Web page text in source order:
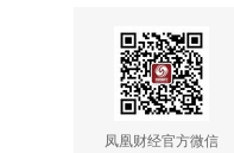
凤凰财经官方微信